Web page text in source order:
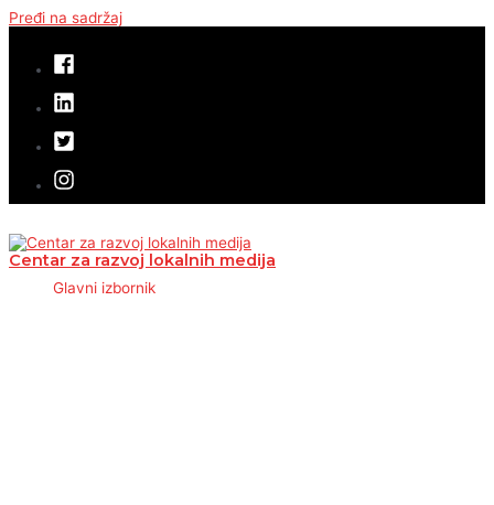
Pređi na sadržaj
Centar za razvoj lokalnih medija
Glavni izbornik